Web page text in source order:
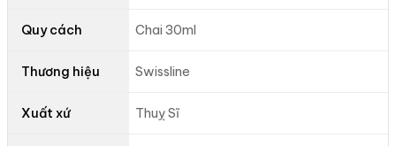
Quy cách Chai 30ml
Thương hiệu Swissline
Xuất xứ Thuỵ Sĩ